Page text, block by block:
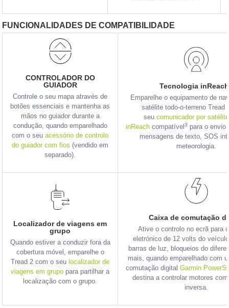
FUNCIONALIDADES DE COMPATIBILIDADE
CONTROLADOR DO
GUIADOR
Controle o seu mapa através de
botões essenciais e mantenha as
mãos no guiador durante a
condução, quando emparelhado
com o seuacessório de controlo
do guiador com fios (vendido em
separado).
Tecnologia inReach
Emparelhe o equipamento de
satélite todo-o-terreno Tread
seucomunicador por
inReach compatível3 para o envio
mensagens de texto, SOS
meteorologia.
Localizador de viagens em
grupo
Quando estiver a conduzir fora da
cobertura móvel, emparelhe o
Tread 2 com o seu localizador de
viagens em grupo para partilhar a
localização com o grupo.
Caixa de comutação
Ative o controlo no ecrã para
eletrónico de 12 volts do
barras de luz, bloqueios do
mais, quando emparelhado com
comutação digital Garmin
destina a controlar motores
inversa.